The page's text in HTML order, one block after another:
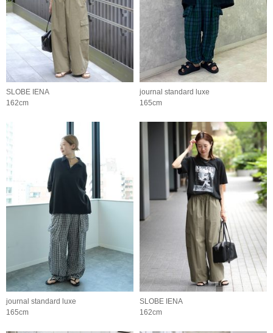
SLOBE IENA
162cm
journal standard luxe
165cm
journal standard luxe
165cm
SLOBE IENA
162cm